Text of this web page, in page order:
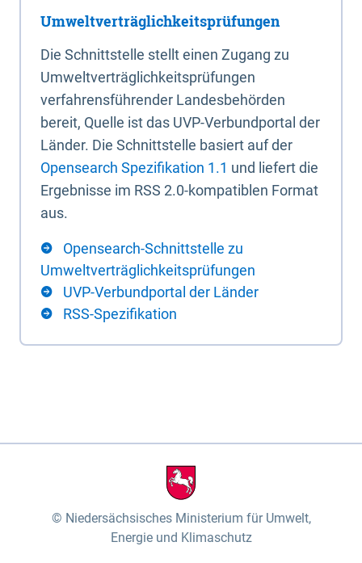
Umweltverträglichkeitsprüfungen
Die Schnittstelle stellt einen Zugang zu
Umweltverträglichkeitsprüfungen
verfahrensführender Landesbehörden
bereit, Quelle ist das UVP-Verbundportal der
Länder. Die Schnittstelle basiert auf der
Opensearch Spezifikation 1.1 und liefert die
Ergebnisse im RSS 2.0-kompatiblen Format
aus.
Opensearch-Schnittstelle zu
Umweltverträglichkeitsprüfungen
UVP-Verbundportal der Länder
RSS-Spezifikation
Niedersächsisches Ministerium für Umwelt,
Energie und Klimaschutz